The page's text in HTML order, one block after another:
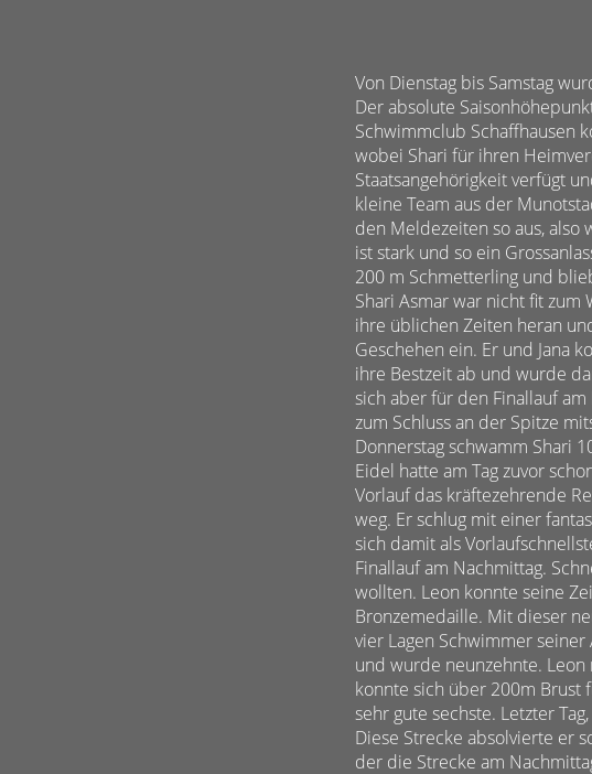
Von Dienstag bis Samstag
Der absolute
Schwimmclub Schaffhausen
wobei Shari für ihren
Staatsangehörigkeit verfügt
kleine Team aus der
den Meldezeiten so aus,
ist stark und so ein
200 m Schmetterling und
Shari Asmar war nicht fit
ihre üblichen Zeiten heran
Geschehen ein. Er und Jana
ihre Bestzeit ab und wurde
sich aber für den Finallauf
zum Schluss an der Spitze
Donnerstag schwamm Shari
Eidel hatte am Tag zuvor
Vorlauf das kräftezehrende
weg. Er schlug mit einer
sich damit als
Finallauf am Nachmittag.
wollten. Leon konnte seine
Bronzemedaille. Mit dieser
vier Lagen Schwimmer seiner
und wurde neunzehnte.
konnte sich über 200m Brust
sehr gute sechste. Letzter
Diese Strecke absolvierte er
der die Strecke am